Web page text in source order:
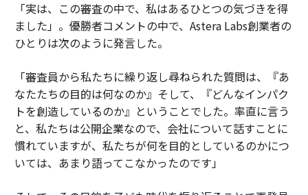
「実は、この審査の中で、私はあるひとつの気づきを得
ました」。優勝者コメントの中で、Astera Labs創業者の
ひとりは次のように発言した。
「審査員から私たちに繰り返し尋ねられた質問は、『あ
なたたちの目的は何なのか』そして、『どんなインパク
トを創造しているのか』ということでした。率直に言う
と、私たちは公開企業なので、会社について話すことに
慣れていますが、私たちが何を目的としているのかにつ
いては、あまり語ってこなかったのです」